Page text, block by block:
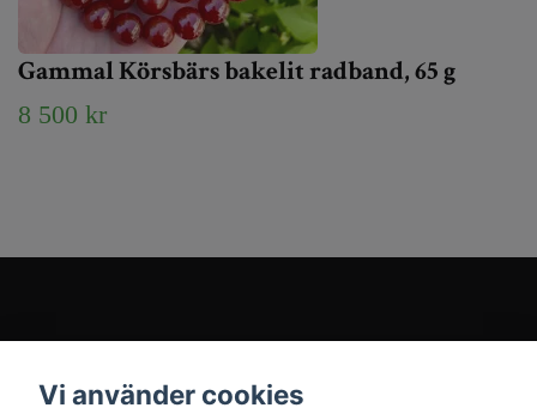
Gammal Körsbärs bakelit radband, 65 g
8 500 kr
Vi använder cookies